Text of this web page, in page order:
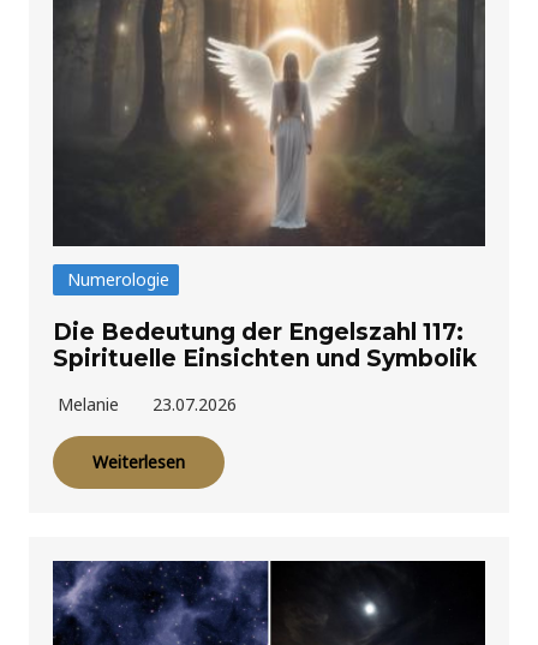
Numerologie
Die Bedeutung der Engelszahl 117:
Spirituelle Einsichten und Symbolik
Melanie 23.07.2026
Weiterlesen